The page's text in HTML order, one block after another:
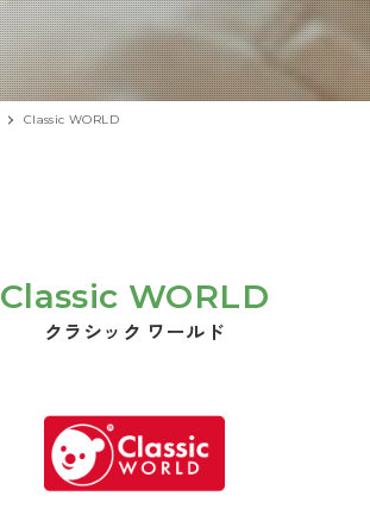
Classic WORLD
Classic WORLD
クラシック ワールド